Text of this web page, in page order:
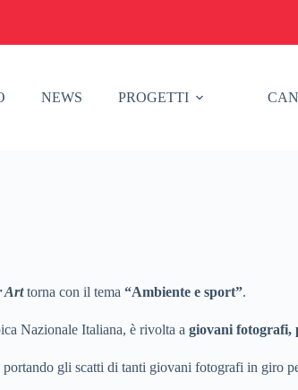
NEWS PROGETTI
Arttorna con il tema “Ambiente e sport”.
Nazionale Italiana, è rivolta a giovani fotografi,
gli scatti di tanti giovani fotografi in giro